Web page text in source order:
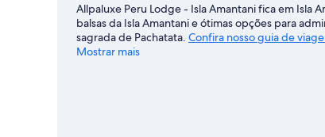
Allpaluxe Peru Lodge - Isla Amantani fica em Isla
balsas da Isla Amantani e ótimas opções para
sagrada de Pachatata. Confira nosso guia de
Mostrar mais